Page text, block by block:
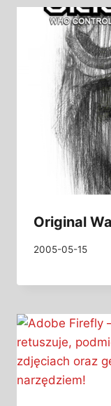
Original
2005-05-15